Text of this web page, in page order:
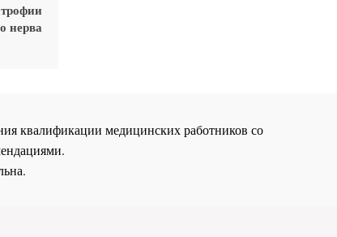
нерва
квалификации медицинских работников со